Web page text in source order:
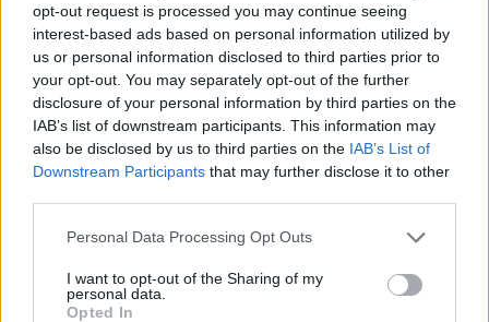
opt-out request is processed you may continue seeing
interest-based ads based on personal information utilized by
us or personal information disclosed to third parties prior to
your opt-out. You may separately opt-out of the further
disclosure of your personal information by third parties on the
IAB’s list of downstream participants. This information may
also be disclosed by us to third parties on the IAB’s List of
Downstream Participants that may further disclose it to other
Personal Data Processing Opt Outs
I want to opt-out of the Sharing of my
personal data.
Opted In